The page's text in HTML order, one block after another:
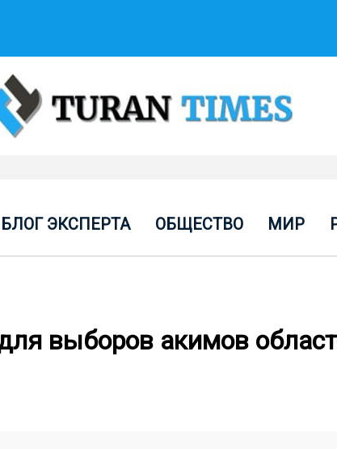
БЛОГ ЭКСПЕРТА ОБЩЕСТВО МИР
выборов акимов